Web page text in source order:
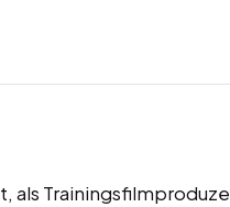
als